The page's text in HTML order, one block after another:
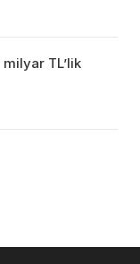
milyar TL’lik